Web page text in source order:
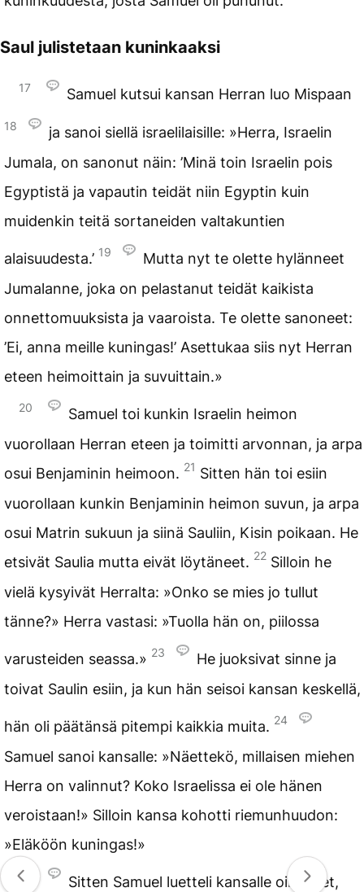
Saul julistetaan kuninkaaksi
17 Samuel kutsui kansan Herran luo Mispaan
18
ja sanoi siellä israelilaisille: »Herra, Israelin
Jumala, on sanonut näin: ’Minä toin Israelin pois
Egyptistä ja vapautin teidät niin Egyptin kuin
muidenkin teitä sortaneiden valtakuntien
alaisuudesta.’ 19
Mutta nyt te olette hylänneet
Jumalanne, joka on pelastanut teidät kaikista
onnettomuuksista ja vaaroista. Te olette sanoneet:
’Ei, anna meille kuningas!’ Asettukaa siis nyt Herran
eteen heimoittain ja suvuittain.»
20
Samuel toi kunkin Israelin heimon
vuorollaan Herran eteen ja toimitti arvonnan, ja arpa
osui Benjaminin heimoon. 21 Sitten hän toi esiin
vuorollaan kunkin Benjaminin heimon suvun, ja arpa
osui Matrin sukuun ja siinä Sauliin, Kisin poikaan. He
etsivät Saulia mutta eivät löytäneet. 22 Silloin he
vielä kysyivät Herralta: »Onko se mies jo tullut
tänne?» Herra vastasi: »Tuolla hän on, piilossa
varusteiden seassa.» 23
He juoksivat sinne ja
toivat Saulin esiin, ja kun hän seisoi kansan keskellä,
hän oli päätänsä pitempi kaikkia muita. 24
Samuel sanoi kansalle: »Näettekö, millaisen miehen
Herra on valinnut? Koko Israelissa ei ole hänen
veroistaan!» Silloin kansa kohotti riemunhuudon:
»Eläköön kuningas!»
25
Sitten Samuel luetteli kansalle oikeudet,